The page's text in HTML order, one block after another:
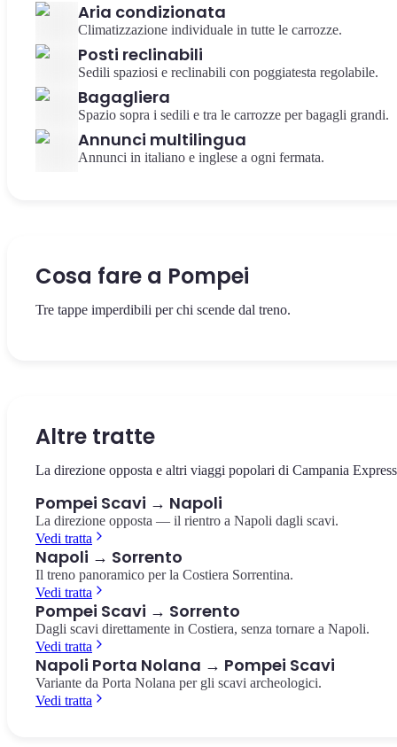
Aria condizionata
Climatizzazione individuale in tutte le carrozze.
Posti reclinabili
Sedili spaziosi e reclinabili con poggiatesta regolabile.
Bagagliera
Spazio sopra i sedili e tra le carrozze per bagagli grandi.
Annunci multilingua
Annunci in italiano e inglese a ogni fermata.
Cosa fare a Pompei
Tre tappe imperdibili per chi scende dal treno.
Altre tratte
La direzione opposta e altri viaggi popolari di Campania
Pompei Scavi → Napoli
La direzione opposta — il rientro a Napoli dagli scavi.
Vedi tratta
Napoli → Sorrento
Il treno panoramico per la Costiera Sorrentina.
Vedi tratta
Pompei Scavi → Sorrento
Dagli scavi direttamente in Costiera, senza tornare a Napoli.
Vedi tratta
Napoli Porta Nolana → Pompei Scavi
Variante da Porta Nolana per gli scavi archeologici.
Vedi tratta